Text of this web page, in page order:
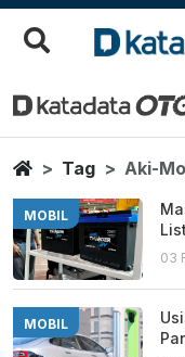
Aki Mobil
Berita
HomeTag Aki-
MOBIL
03
MOBIL